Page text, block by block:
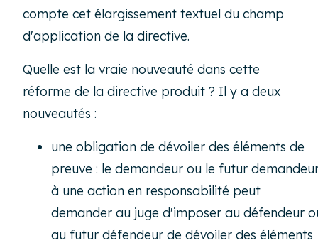
compte cet élargissement textuel du champ
d'application de la directive.
Quelle est la vraie nouveauté dans cette
réforme de la directive produit ? Il y a deux
nouveautés :
une obligation de dévoiler des éléments de
preuve : le demandeur ou le futur
à une action en responsabilité peut
demander au juge d'imposer au défendeur
au futur défendeur de dévoiler des éléments